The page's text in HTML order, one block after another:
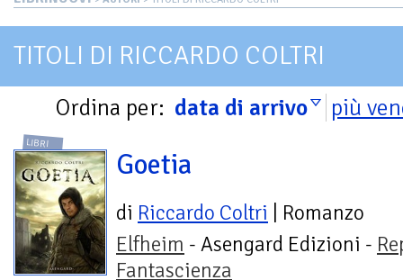
TITOLI DI RICCARDO COLTRI
Ordina per: data di arrivo più
LIBRI
Goetia
di Riccardo Coltri | Romanzo
Elfheim - Asengard Edizioni -
Fantascienza